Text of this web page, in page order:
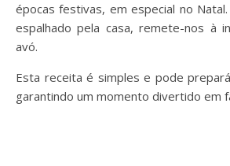
épocas festivas, em especial no
espalhado pela casa, remete-nos à
avó.
Esta receita é simples e pode
garantindo um momento divertido em